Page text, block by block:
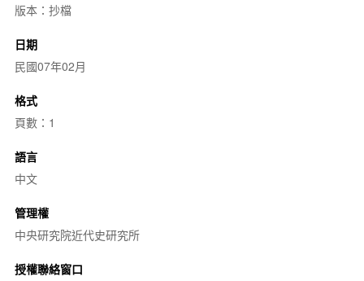
版本：抄檔
日期
民國07年02月
格式
頁數：1
語言
中文
管理權
中央研究院近代史研究所
授權聯絡窗口